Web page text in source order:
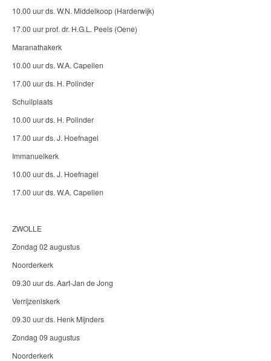
10.00 uur ds. W.N. Middelkoop (Harderwijk)
17.00 uur prof. dr. H.G.L. Peels (Oene)
Maranathakerk
10.00 uur ds. W.A. Capellen
17.00 uur ds. H. Polinder
Schuilplaats
10.00 uur ds. H. Polinder
17.00 uur ds. J. Hoefnagel
Immanuelkerk
10.00 uur ds. J. Hoefnagel
17.00 uur ds. W.A. Capellen
ZWOLLE
Zondag 02 augustus
Noorderkerk
09.30 uur ds. Aart-Jan de Jong
Verrijzeniskerk
09.30 uur ds. Henk Mijnders
Zondag 09 augustus
Noorderkerk